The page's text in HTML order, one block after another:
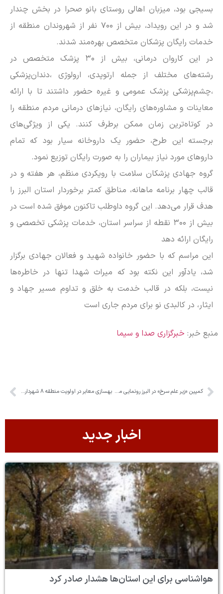
بسیجی بود، میزبان اهالی روستای بانو صحرا در بخش چندار
شد و در این رویداد، بیش از ۷۰۰ نفر از شهروندان منطقه از
خدمات رایگان پزشکان متخصص بهره‌مند شدند.
در این کاروان درمانی، بیش از ۳۰ پزشک متخصص در
رشته‌های مختلف از جمله ارتوپدی، ارولوژی ،دندان‌پزشکی
،چشم‌پزشکی پزشک عمومی و غیره حضور داشتند تا با ارائه
معاینات و مشاوره‌های رایگان، نیازهای درمانی مردم منطقه را
در کوتاه‌ترین زمان ممکن برطرف کنند. یکی از ویژگی‌های
برجسته این طرح، حضور یک داروخانه سیار بود که تمام
داروهای مورد نیاز بیماران را به صورت رایگان توزیع نمود.
گروه جهادی پزشکان سلامت با رویکردی منظم، هر هفته و در
قالب چهار برنامه ماهانه، مناطق کمتر برخوردار استان البرز را
هدف قرار می‌دهد. این گروه داوطلب تاکنون موفق شده است در
بیش از ۳۰۰ نقطه از سراسر استان، خدمات پزشکی تخصصی و
رایگان ارائه دهد
این مراسم که با حضور خانواده شهید و فعالان جهادی برگزار
شد، یادآور این نکته بود که میراث شهدا تنها در خاطره‌ها
نیست، بلکه در قالب خدمت به خلق و تداوم مسیر جهاد و
ایثار، در کالبدی نو برای مردم جاری است
منبع خبر: خبرگزاری صدا و سیما
کمپین «زیر علم سرخ» در البرز رونمایی می‌شود بهسازی معابر در اولویت منطقه ۸ شهرداری کرج
اخبار جدید
هواشناسی برای این استان‌ها هشدار صادر کرد